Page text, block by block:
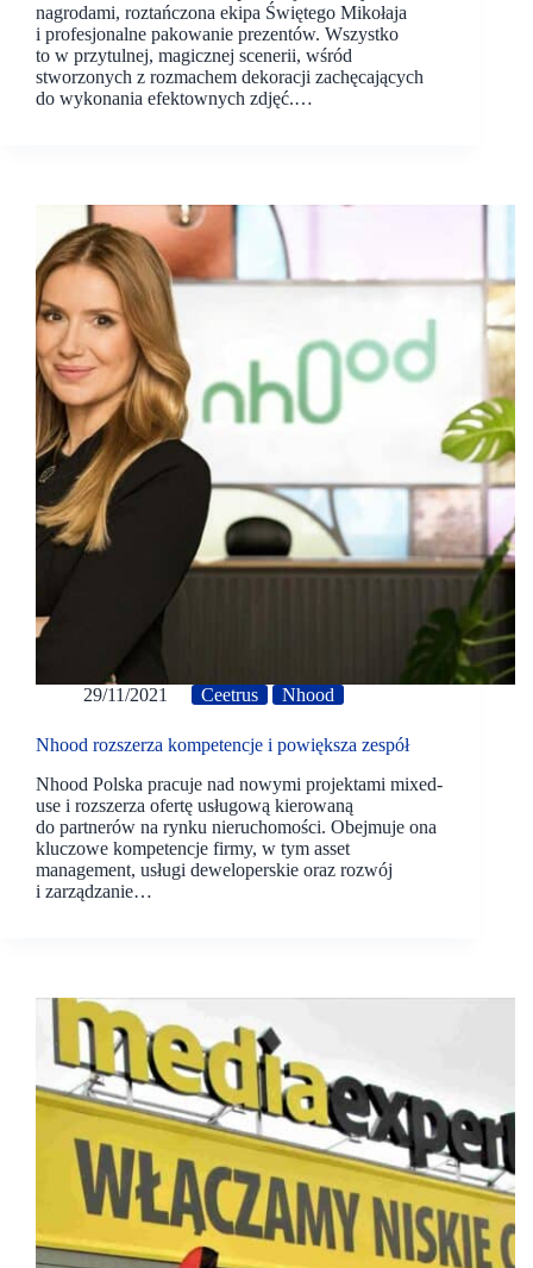
nagrodami, roztańczona ekipa Świętego Mikołaja
i profesjonalne pakowanie prezentów. Wszystko
to w przytulnej, magicznej scenerii, wśród
stworzonych z rozmachem dekoracji zachęcających
do wykonania efektownych zdjęć.…
29/11/2021 Ceetrus Nhood
Nhood rozszerza kompetencje i powiększa zespół
Nhood Polska pracuje nad nowymi projektami mixed-
use i rozszerza ofertę usługową kierowaną
do partnerów na rynku nieruchomości. Obejmuje ona
kluczowe kompetencje firmy, w tym asset
management, usługi deweloperskie oraz rozwój
i zarządzanie…